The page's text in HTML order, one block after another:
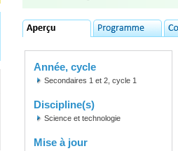
Année, cycle
Secondaires 1 et 2, cycle 1
Discipline(s)
Science et technologie
Mise à jour